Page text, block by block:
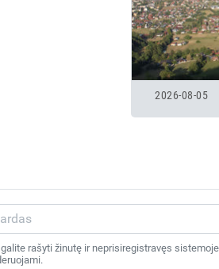
2026-08-05
rašyti žinutę ir neprisiregistravęs